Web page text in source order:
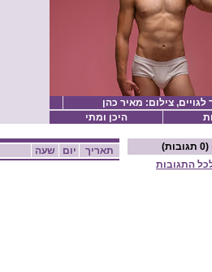
לגויים, צילום: מאיר כהן
היכן ומתי
שעה יום תאריך
(0 תגובות)
התגובות